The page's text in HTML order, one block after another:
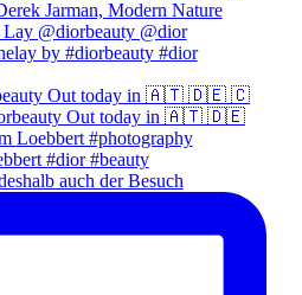
Out today in 🇦🇹 🇩🇪 🇨
auch der Besuch